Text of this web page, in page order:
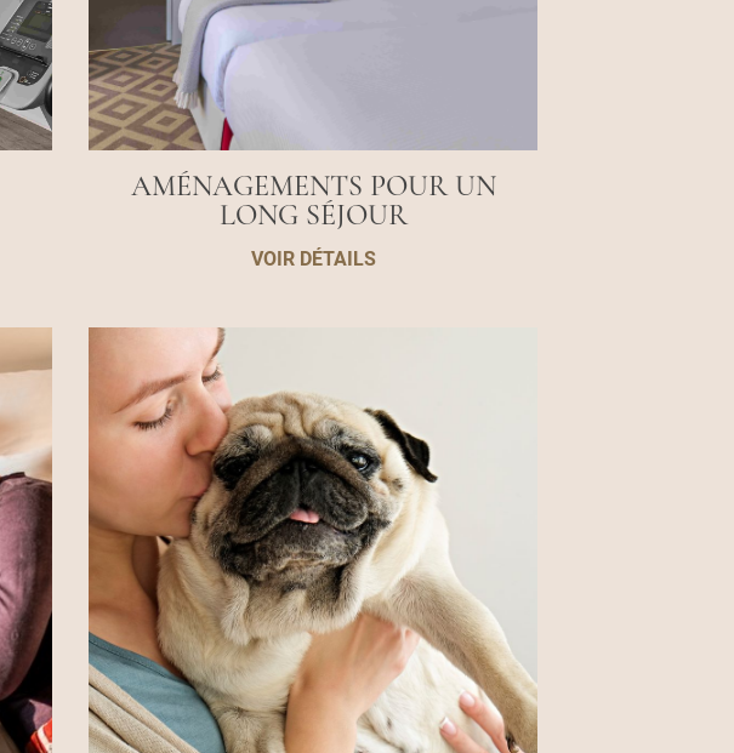
AMÉNAGEMENTS POUR UN
LONG SÉJOUR
VOIR DÉTAILS